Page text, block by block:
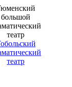
большой
театр
театр